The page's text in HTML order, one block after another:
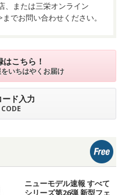
、または三栄オンライン
までお問い合わせください。
はこちら！
いちはやくお届け
ド入力
ニューモデル速報 すべて
シリーズ第26弾 新型フェ